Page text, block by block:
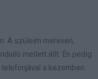
A szüleim mereven,
mellett állt. Én pedig
a kezemben.